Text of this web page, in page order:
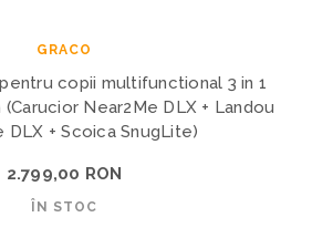
GRACO
copii multifunctional 3 in 1
Near2Me DLX + Landou
DLX + Scoica SnugLite)
2.799,00 RON
ÎN STOC